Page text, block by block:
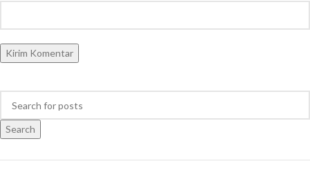
Search